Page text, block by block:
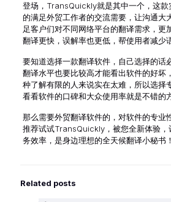
登场，TransQuickly就是其中一个，这款
的满足外贸工作者的交流需要，让沟通大
足客户们对不同网络平台的翻译需求，更
翻译更快，误解率也更低，帮使用者减少
要知道选择一款翻译软件，自己选择的话
翻译水平也要比较高才能看出软件的好坏
种了解有限的人来说实在太难，所以选择
看看软件的口碑和大众使用率就是不错的
那么需要外贸翻译软件的，对软件的专业
推荐试试TransQuickly，被您全新体验
务效率，是身边理想的全天候翻译小秘书！
Related posts